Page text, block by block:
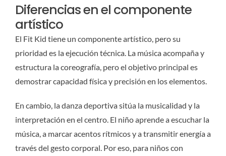
Diferencias en el componente
artístico
El Fit Kid tiene un componente artístico, pero su
prioridad es la ejecución técnica. La música acompaña y
estructura la coreografía, pero el objetivo principal es
demostrar capacidad física y precisión en los elementos.
En cambio, la danza deportiva sitúa la musicalidad y la
interpretación en el centro. El niño aprende a escuchar la
música, a marcar acentos rítmicos y a transmitir energía a
través del gesto corporal. Por eso, para niños con